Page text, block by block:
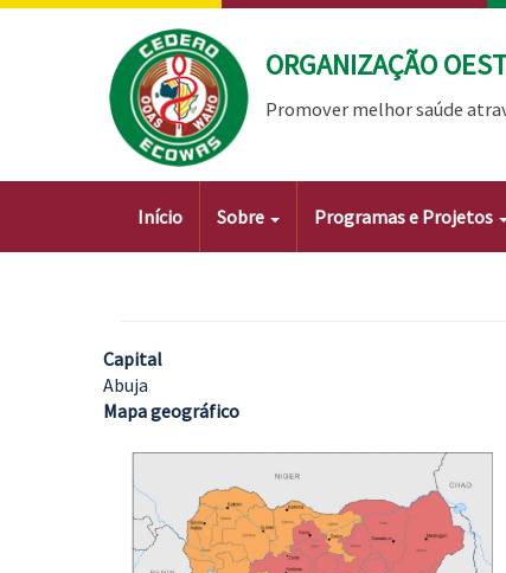
Passar
ORGANIZAÇÃO
Promover melhor saúde
Main
Início Sobre Programas e Projetos
Capital
Abuja
Mapa geográfico
Imagem